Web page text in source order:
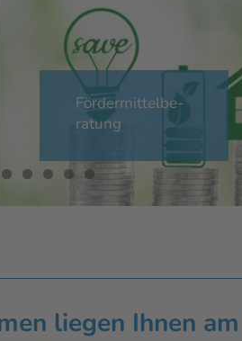
Fördermittelbe-
ratung
liegen Ihnen